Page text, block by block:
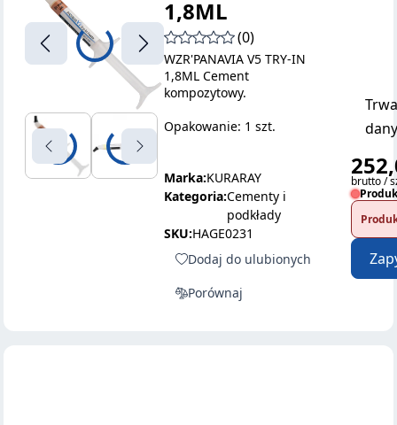
1,8ML
(0)
WZR'PANAVIA V5 TRY-IN
1,8ML Cement
kompozytowy.
Opakowanie: 1 szt.
Marka:KURARAY
Kategoria:Cementy i
podkłady
SKU:HAGE0231
Dodaj do ulubionych
Porównaj
brutto /